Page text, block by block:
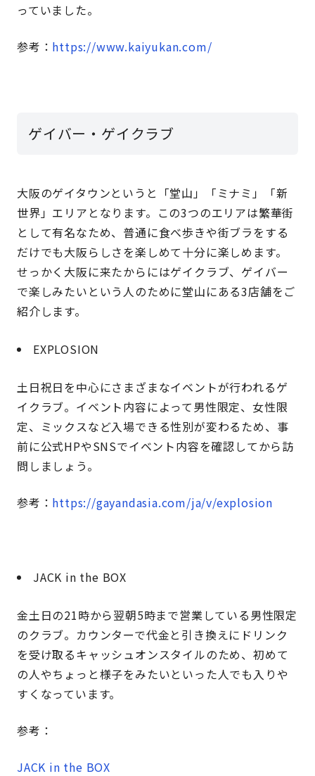
っていました。
参考： https://www.kaiyukan.com/
ゲイバー・ゲイクラブ
大阪のゲイタウンというと「堂山」「ミナミ」「新
世界」エリアとなります。この3つのエリアは繁華街
として有名なため、普通に食べ歩きや街ブラをする
だけでも大阪らしさを楽しめて十分に楽しめます。
せっかく大阪に来たからにはゲイクラブ、ゲイバー
で楽しみたいという人のために堂山にある3店舗をご
紹介します。
EXPLOSION
土日祝日を中心にさまざまなイベントが行われるゲ
イクラブ。イベント内容によって男性限定、女性限
定、ミックスなど入場できる性別が変わるため、事
前に公式HPやSNSでイベント内容を確認してから訪
問しましょう。
参考： https://gayandasia.com/ja/v/explosion
JACK in the BOX
金土日の21時から翌朝5時まで営業している男性限定
のクラブ。カウンターで代金と引き換えにドリンク
を受け取るキャッシュオンスタイルのため、初めて
の人やちょっと様子をみたいといった人でも入りや
すくなっています。
参考：
JACK in the BOX